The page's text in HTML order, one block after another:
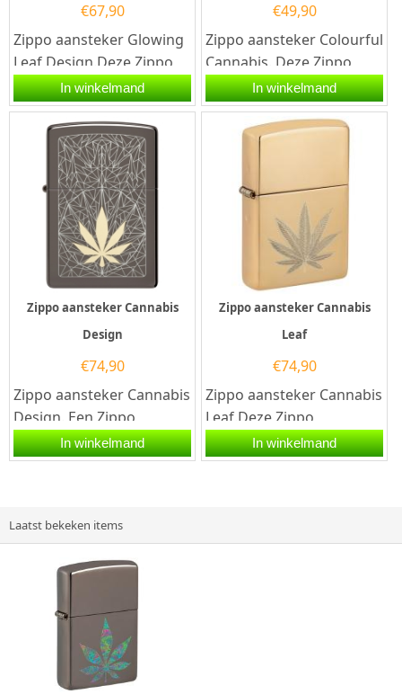
€67,90
Zippo aansteker Glowing
Leaf Design.Deze Zippo
aansteker heeft een matt
zwarte afwerking met
aan de...
In winkelmand
€49,90
Zippo aansteker Colourful
Cannabis. Deze Zippo
aansteker heeft een
geborstelde...
In winkelmand
Zippo aansteker Cannabis
Design
€74,90
Zippo aansteker Cannabis
Design. Een Zippo
aansteker is een
kwalitatief...
In winkelmand
Zippo aansteker Cannabis
Leaf
€74,90
Zippo aansteker Cannabis
Leaf.Deze Zippo
aansteker heeft een
hoogglans brass
In winkelmand
Laatst bekeken items